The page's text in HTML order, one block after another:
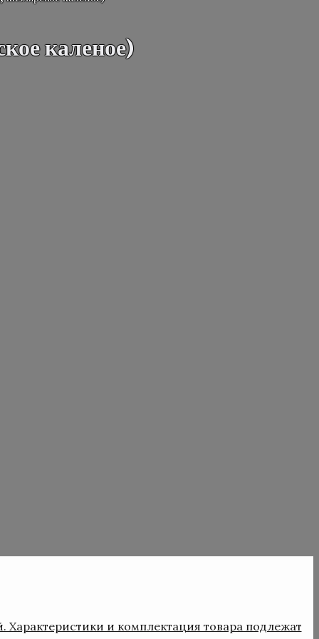
каленое)
и комплектация товара подлежат